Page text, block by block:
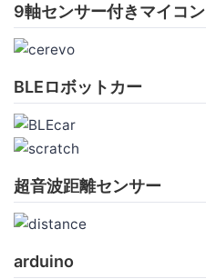
9軸センサー付きマイコン
BLEロボットカー
超音波距離センサー
arduino